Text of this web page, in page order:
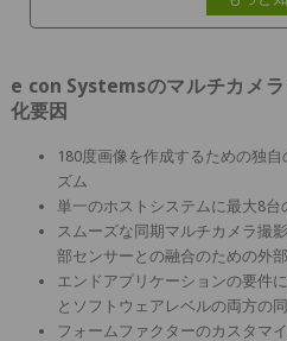
e con Systemsのマルチカメ
化要因
180度画像を作成するための独
ズム
単一のホストシステムに最大8
スムーズな同期マルチカメラ撮
部センサーとの融合のための外
エンドアプリケーションの要件
とソフトウェアレベルの両方の
フォームファクターのカスタマ